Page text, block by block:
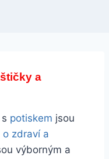
a
potiskem jsou
zdraví a
výborným a